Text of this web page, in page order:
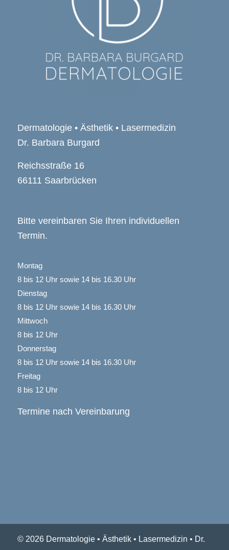
Dermatologie • Ästhetik • Lasermedizin
Dr. Barbara Burgard
Reichsstraße 16
66111 Saarbrücken
Bitte vereinbaren Sie Ihren individuellen
Termin.
Montag
8 bis 12 Uhr sowie 14 bis 16.30 Uhr
Dienstag
8 bis 12 Uhr sowie 14 bis 16.30 Uhr
Mittwoch
8 bis 12 Uhr
Donnerstag
8 bis 12 Uhr sowie 14 bis 16.30 Uhr
Freitag
8 bis 12 Uhr
Termine nach Vereinbarung
© 2026 Dermatologie • Ästhetik • Lasermedizin • Dr.